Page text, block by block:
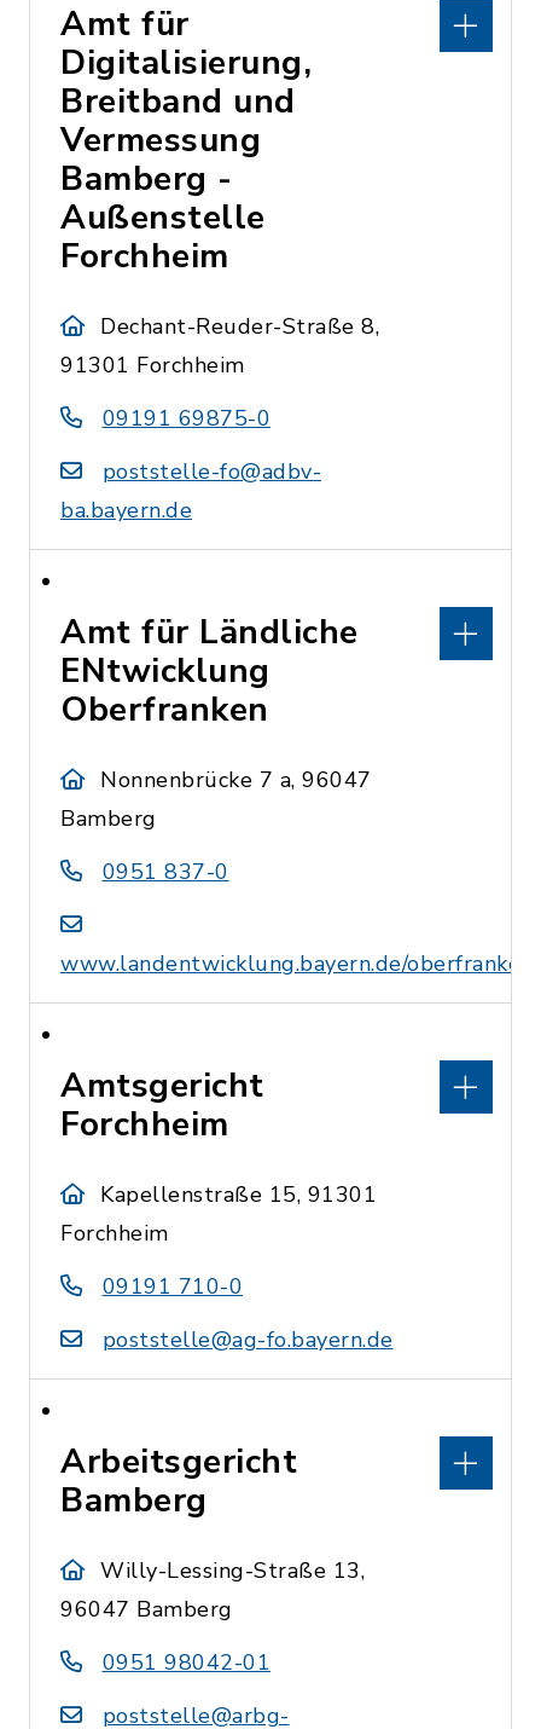
Amt für
Digitalisierung,
Breitband und
Vermessung
Bamberg -
Außenstelle
Forchheim
Dechant-Reuder-Straße 8,
91301 Forchheim
09191 69875-0
poststelle-fo@adbv-
ba.bayern.de
Amt für Ländliche
ENtwicklung
Oberfranken
Nonnenbrücke 7 a, 96047
Bamberg
0951 837-0
www.landentwicklung.bayern.de/oberfranken
Amtsgericht
Forchheim
Kapellenstraße 15, 91301
Forchheim
09191 710-0
poststelle@ag-fo.bayern.de
Arbeitsgericht
Bamberg
Willy-Lessing-Straße 13,
96047 Bamberg
0951 98042-01
poststelle@arbg-